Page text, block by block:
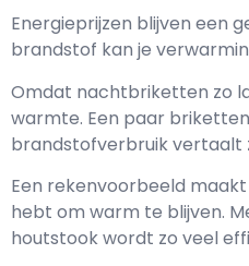
Energieprijzen blijven een
brandstof kan je
Omdat nachtbriketten zo
warmte. Een paar
brandstofverbruik vertaalt
Een rekenvoorbeeld
hebt om warm te blijven.
houtstook wordt zo veel